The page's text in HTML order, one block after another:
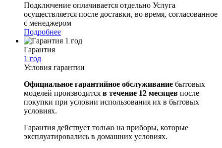
Подключение оплачивается отдельно Услуга
осуществляется после доставки, во время, согласованное
с менеджером
Подробнее
Гарантия
1 год
Условия гарантии
Официальное гарантийное обслуживание бытовых
моделей производится в течение 12 месяцев после
покупки при условии использования их в бытовых
условиях.
Гарантия действует только на приборы, которые
эксплуатировались в домашних условиях.